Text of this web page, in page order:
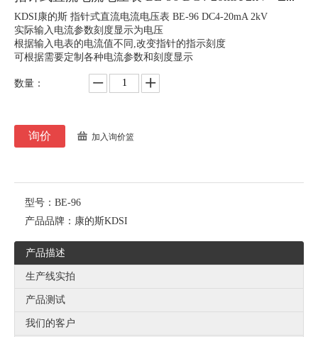
KDSI康的斯 指针式直流电流电压表 BE-96 DC4-20mA 2kV
实际输入电流参数刻度显示为电压
根据输入电表的电流值不同,改变指针的指示刻度
可根据需要定制各种电流参数和刻度显示
数量：
询价 加入询价篮
型号： BE-96
产品品牌： 康的斯KDSI
产品描述
生产线实拍
产品测试
我们的客户